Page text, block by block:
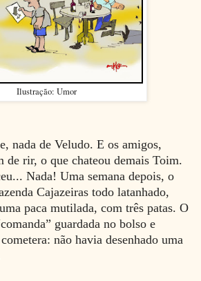
Ilustração: Umor
nada de Veludo. E os amigos,
de rir, o que chateou demais Toim.
Nada! Uma semana depois, o
Cajazeiras todo latanhado,
paca mutilada, com três patas. O
guardada no bolso e
não havia desenhado uma